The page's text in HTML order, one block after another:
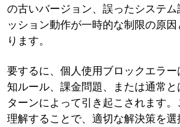
の古いバージョン、誤ったシステ
ッション動作が一時的な制限の原
ります。
要するに、個人使用ブロックエラ
知ルール、課金問題、または通常
ターンによって引き起こされます
理解することで、適切な解決策を選